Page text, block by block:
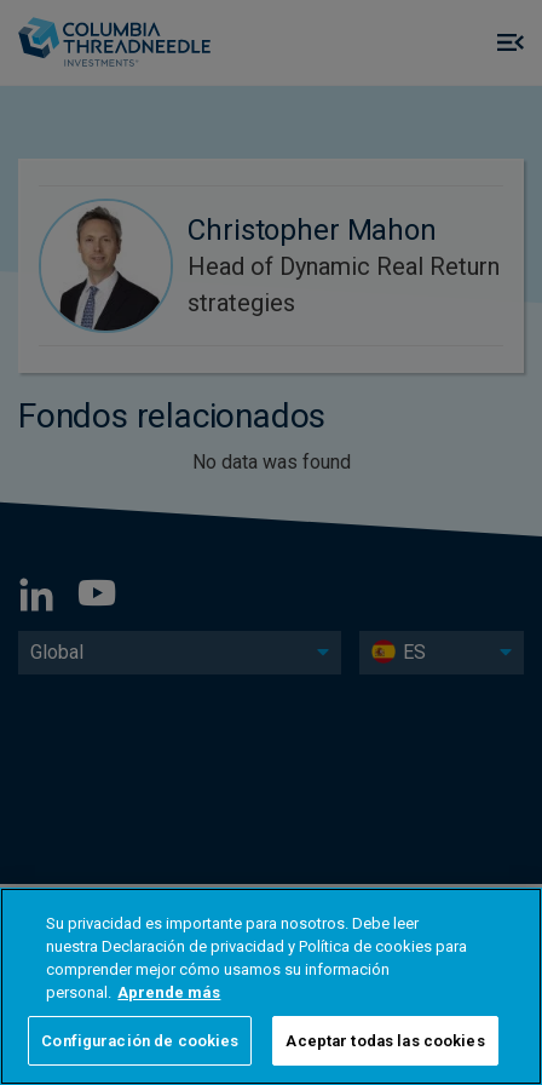
Christopher Mahon
Head of Dynamic Real Return
strategies
Fondos relacionados
No data was found
Global ES
Su privacidad es importante para nosotros. Debe leer
nuestra Declaración de privacidad y Política de cookies para
comprender mejor cómo usamos su información
personal. Aprende más
Configuración de cookies Aceptar todas las cookies